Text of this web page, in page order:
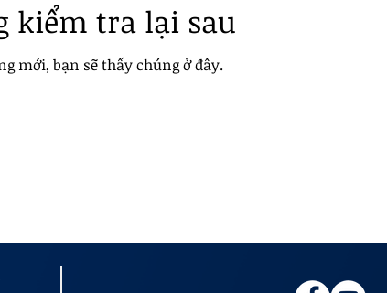
kiểm tra lại sau
mới, bạn sẽ thấy chúng ở đây.